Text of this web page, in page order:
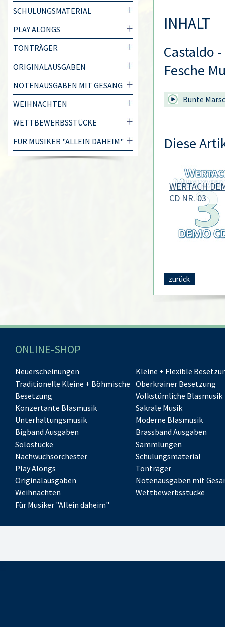
SCHULUNGSMATERIAL
PLAY ALONGS
TONTRÄGER
ORIGINALAUSGABEN
NOTENAUSGABEN MIT GESANG
WEIHNACHTEN
WETTBEWERBSSTÜCKE
FÜR MUSIKER "ALLEIN DAHEIM"
INHALT
Castaldo
Fesche
Bunte
Diese
WERTACH
CD NR. 03
zurück
ONLINE-SHOP
Neuerscheinungen
Kleine + Flexible
Traditionelle Kleine + Böhmische
Besetzung
Oberkrainer Besetzung
Volkstümliche Blasmusik
Konzertante Blasmusik
Sakrale Musik
Unterhaltungsmusik
Moderne Blasmusik
Bigband Ausgaben
Brassband Ausgaben
Solostücke
Sammlungen
Nachwuchsorchester
Schulungsmaterial
Play Alongs
Tonträger
Originalausgaben
Notenausgaben mit
Weihnachten
Wettbewerbsstücke
Für Musiker "Allein daheim"